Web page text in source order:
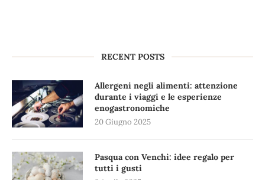
RECENT POSTS
Allergeni negli alimenti: attenzione
durante i viaggi e le esperienze
enogastronomiche
20 Giugno 2025
Pasqua con Venchi: idee regalo per
tutti i gusti